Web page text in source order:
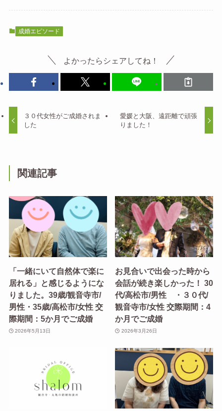
成婚エピソード
よかったらシェアしてね！
３０代女性がご成婚されま
した
愛媛と大阪、遠距離で頑張
りました！
関連記事
「一緒にいて自然体で楽に
居れる」と感じるようにな
りました。39歳/観音寺市/
男性・35歳/高松市/女性 交
際期間：5か月でご成婚
2026年5月13日
お見合いで出会った時から
会話が続き楽しかった！ 30
代/高松市/男性 ・３０代/
観音寺市/女性 交際期間：4
か月でご成婚
2026年3月26日